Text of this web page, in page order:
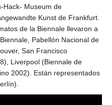
Hack- Museum de
Kunst de Frankfurt.
de la Biennale llevaron a
Pabellón Nacional de
San Francisco
Liverpool (Biennale de
2002). Están representados